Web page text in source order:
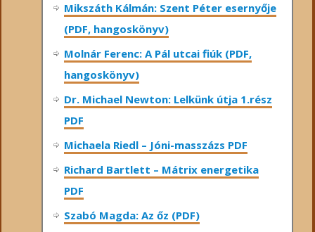
Mikszáth Kálmán: Szent Péter esernyője
(PDF, hangoskönyv)
Molnár Ferenc: A Pál utcai fiúk (PDF,
hangoskönyv)
Dr. Michael Newton: Lelkünk útja 1.rész
PDF
Michaela Riedl – Jóni-masszázs PDF
Richard Bartlett – Mátrix energetika
PDF
Szabó Magda: Az őz (PDF)